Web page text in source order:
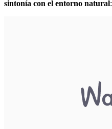
sintonía con el entorno natural: